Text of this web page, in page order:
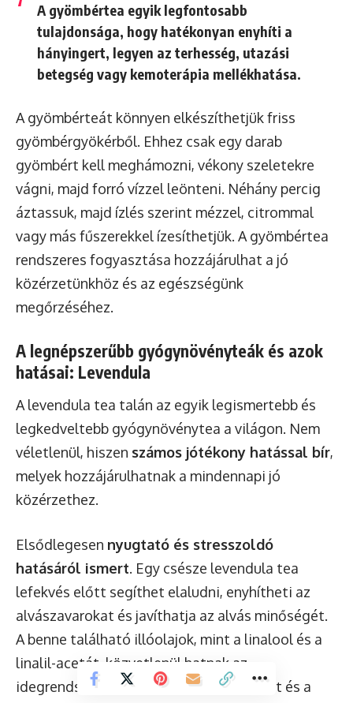
A gyömbértea egyik legfontosabb
tulajdonsága, hogy hatékonyan enyhíti a
hányingert, legyen az terhesség, utazási
betegség vagy kemoterápia mellékhatása.
A gyömbérteát könnyen elkészíthetjük friss
gyömbérgyökérből. Ehhez csak egy darab
gyömbért kell meghámozni, vékony szeletekre
vágni, majd forró vízzel leönteni. Néhány percig
áztassuk, majd ízlés szerint mézzel, citrommal
vagy más fűszerekkel ízesíthetjük. A gyömbértea
rendszeres fogyasztása hozzájárulhat a jó
közérzetünkhöz és az egészségünk
megőrzéséhez.
A legnépszerűbb gyógynövényteák és azok
hatásai: Levendula
A levendula tea talán az egyik legismertebb és
legkedveltebb gyógynövénytea a világon. Nem
véletlenül, hiszen számos jótékony hatással bír,
melyek hozzájárulhatnak a mindennapi jó
közérzethez.
Elsődlegesen nyugtató és stresszoldó
hatásáról ismert. Egy csésze levendula tea
lefekvés előtt segíthet elaludni, enyhítheti az
alvászavarokat és javíthatja az alvás minőségét.
A benne található illóolajok, mint a linalool és a
linalil-acetát, közvetlenül hatnak az
idegrendszerre, csökkentve a szorongást és a